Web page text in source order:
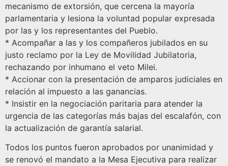
mecanismo de extorsión, que cercena la mayoría
parlamentaria y lesiona la voluntad popular expresada
por las y los representantes del Pueblo.
* Acompañar a las y los compañeros jubilados en su
justo reclamo por la Ley de Movilidad Jubilatoria,
rechazando por inhumano el veto Milei.
* ⁠Accionar con la presentación de amparos judiciales en
relación al impuesto a las ganancias.
* Insistir en la negociación paritaria para atender la
urgencia de las categorías más bajas del escalafón, con
la actualización de garantía salarial.
Todos los puntos fueron aprobados por unanimidad y
se renovó el mandato a la Mesa Ejecutiva para realizar